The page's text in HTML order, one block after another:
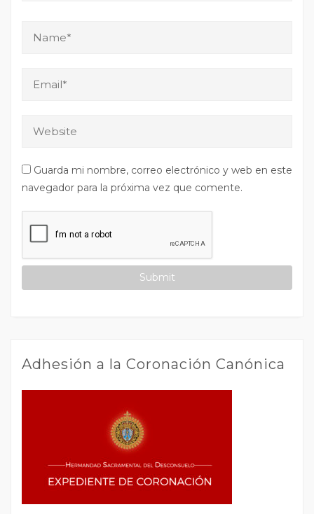
Guarda mi nombre, correo electrónico y web en este
navegador para la próxima vez que comente.
Adhesión a la Coronación Canónica